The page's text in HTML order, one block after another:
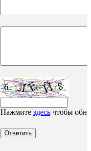
Нажмите здесь чтобы